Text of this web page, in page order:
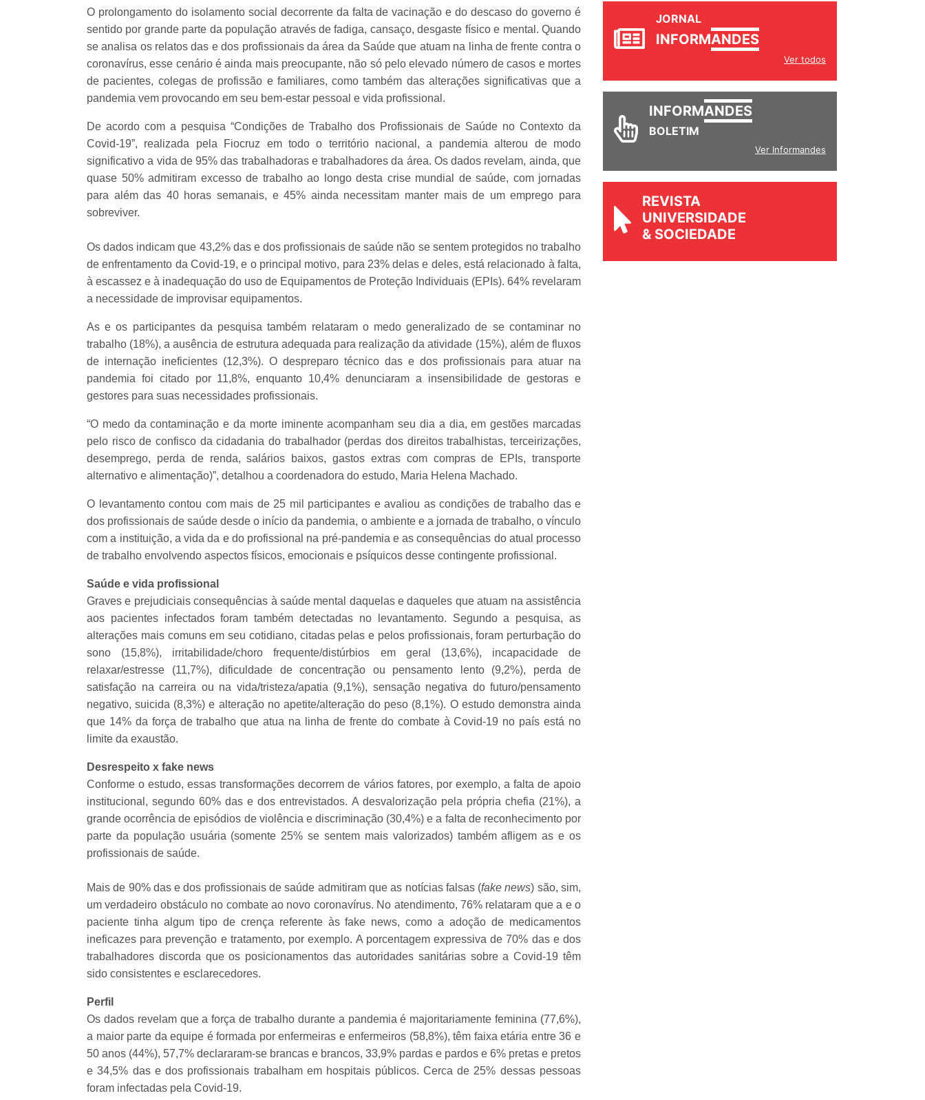
O prolongamento do isolamento social decorrente da falta de vacinação e do descaso do governo é
sentido por grande parte da população através de fadiga, cansaço, desgaste físico e mental. Quando
se analisa os relatos das e dos profissionais da área da Saúde que atuam na linha de frente contra o
coronavírus, esse cenário é ainda mais preocupante, não só pelo elevado número de casos e mortes
de pacientes, colegas de profissão e familiares, como também das alterações significativas que a
pandemia vem provocando em seu bem-estar pessoal e vida profissional.
De acordo com a pesquisa “Condições de Trabalho dos Profissionais de Saúde no Contexto da
Covid-19”, realizada pela Fiocruz em todo o território nacional, a pandemia alterou de modo
significativo a vida de 95% das trabalhadoras e trabalhadores da área. Os dados revelam, ainda, que
quase 50% admitiram excesso de trabalho ao longo desta crise mundial de saúde, com jornadas
para além das 40 horas semanais, e 45% ainda necessitam manter mais de um emprego para
sobreviver.
Os dados indicam que 43,2% das e dos profissionais de saúde não se sentem protegidos no trabalho
de enfrentamento da Covid-19, e o principal motivo, para 23% delas e deles, está relacionado à falta,
à escassez e à inadequação do uso de Equipamentos de Proteção Individuais (EPIs). 64% revelaram
a necessidade de improvisar equipamentos.
As e os participantes da pesquisa também relataram o medo generalizado de se contaminar no
trabalho (18%), a ausência de estrutura adequada para realização da atividade (15%), além de fluxos
de internação ineficientes (12,3%). O despreparo técnico das e dos profissionais para atuar na
pandemia foi citado por 11,8%, enquanto 10,4% denunciaram a insensibilidade de gestoras e
gestores para suas necessidades profissionais.
“O medo da contaminação e da morte iminente acompanham seu dia a dia, em gestões marcadas
pelo risco de confisco da cidadania do trabalhador (perdas dos direitos trabalhistas, terceirizações,
desemprego, perda de renda, salários baixos, gastos extras com compras de EPIs, transporte
alternativo e alimentação)”, detalhou a coordenadora do estudo, Maria Helena Machado.
O levantamento contou com mais de 25 mil participantes e avaliou as condições de trabalho das e
dos profissionais de saúde desde o início da pandemia, o ambiente e a jornada de trabalho, o vínculo
com a instituição, a vida da e do profissional na pré-pandemia e as consequências do atual processo
de trabalho envolvendo aspectos físicos, emocionais e psíquicos desse contingente profissional.
Saúde e vida profissional
Graves e prejudiciais consequências à saúde mental daquelas e daqueles que atuam na assistência
aos pacientes infectados foram também detectadas no levantamento. Segundo a pesquisa, as
alterações mais comuns em seu cotidiano, citadas pelas e pelos profissionais, foram perturbação do
sono (15,8%), irritabilidade/choro frequente/distúrbios em geral (13,6%), incapacidade de
relaxar/estresse (11,7%), dificuldade de concentração ou pensamento lento (9,2%), perda de
satisfação na carreira ou na vida/tristeza/apatia (9,1%), sensação negativa do futuro/pensamento
negativo, suicida (8,3%) e alteração no apetite/alteração do peso (8,1%). O estudo demonstra ainda
que 14% da força de trabalho que atua na linha de frente do combate à Covid-19 no país está no
limite da exaustão.
Desrespeito x fake news
Conforme o estudo, essas transformações decorrem de vários fatores, por exemplo, a falta de apoio
institucional, segundo 60% das e dos entrevistados. A desvalorização pela própria chefia (21%), a
grande ocorrência de episódios de violência e discriminação (30,4%) e a falta de reconhecimento por
parte da população usuária (somente 25% se sentem mais valorizados) também afligem as e os
profissionais de saúde.
Mais de 90% das e dos profissionais de saúde admitiram que as notícias falsas (fake news) são, sim,
um verdadeiro obstáculo no combate ao novo coronavírus. No atendimento, 76% relataram que a e o
paciente tinha algum tipo de crença referente às fake news, como a adoção de medicamentos
ineficazes para prevenção e tratamento, por exemplo. A porcentagem expressiva de 70% das e dos
trabalhadores discorda que os posicionamentos das autoridades sanitárias sobre a Covid-19 têm
sido consistentes e esclarecedores.
Perfil
Os dados revelam que a força de trabalho durante a pandemia é majoritariamente feminina (77,6%),
a maior parte da equipe é formada por enfermeiras e enfermeiros (58,8%), têm faixa etária entre 36 e
50 anos (44%), 57,7% declararam-se brancas e brancos, 33,9% pardas e pardos e 6% pretas e pretos
e 34,5% das e dos profissionais trabalham em hospitais públicos. Cerca de 25% dessas pessoas
foram infectadas pela Covid-19.
JORNAL
Ver todos
INFORM
Ver Informandes
REVISTA
UNIVERSIDADE